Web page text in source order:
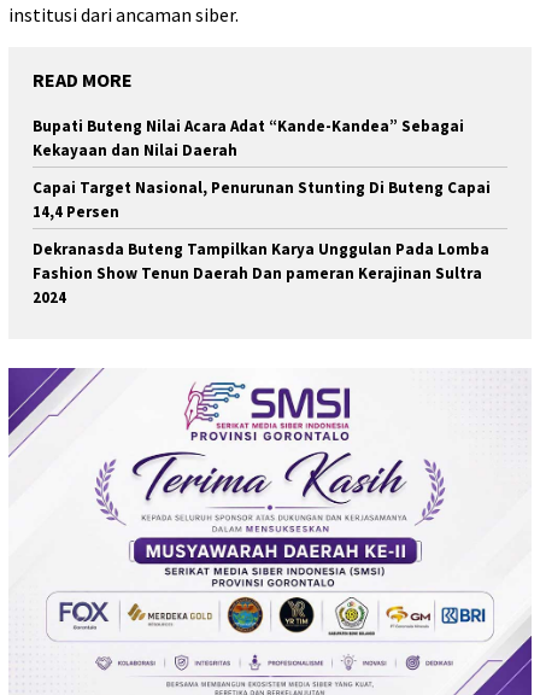
institusi dari ancaman siber.
READ MORE
Bupati Buteng Nilai Acara Adat “Kande-Kandea” Sebagai
Kekayaan dan Nilai Daerah
Capai Target Nasional, Penurunan Stunting Di Buteng Capai
14,4 Persen
Dekranasda Buteng Tampilkan Karya Unggulan Pada Lomba
Fashion Show Tenun Daerah Dan pameran Kerajinan Sultra
2024